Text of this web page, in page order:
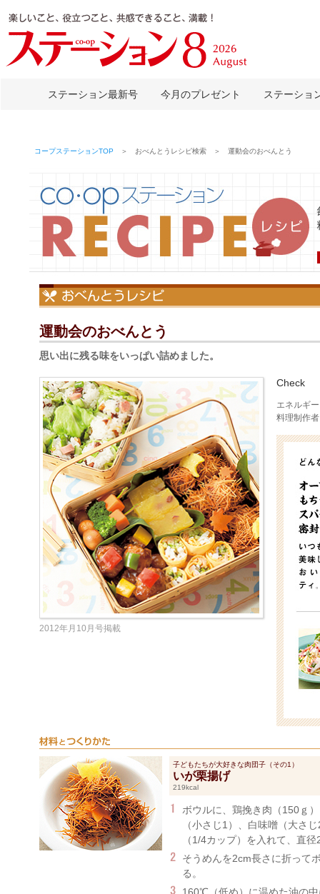
ステーション最新号 今月のプレゼント ステーショ
コープステーションTOP ＞ おべんとうレシピ検索 ＞ 運動会のおべんとう
運動会のおべんとう
思い出に残る味をいっぱい詰めました。
2012年月10月号掲載
Check
エネルギ
料理制作
子どもたちが大好きな肉団子（その1）
いが栗揚げ
219kcal
ボウルに、鶏挽き肉（150ｇ
（小さじ1）、白味噌（大さ
（1/4カップ）を入れて、直
そうめんを2cm長さに折って
る。